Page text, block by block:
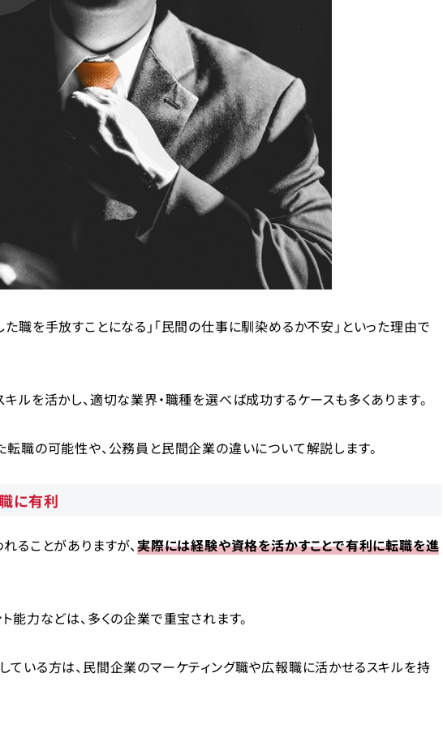
ツフォースタレント（旧アスリートエージェント）」に相談しよう
職を手放すことになる」「民間の仕事に馴染めるか不安」といった理由で
ルを活かし、適切な業界・職種を選べば成功するケースも多くあります。
職の可能性や、公務員と民間企業の違いについて解説します。
に有利
ることがありますが、実際には経験や資格を活かすことで有利に転職を進
能力などは、多くの企業で重宝されます。
いる方は、民間企業のマーケティング職や広報職に活かせるスキルを持